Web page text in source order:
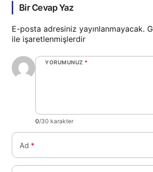
Bir Cevap Yaz
E-posta adresiniz yayınlanmayacak.
ile işaretlenmişlerdir
YORUMUNUZ *
0/30 karakter
Ad *